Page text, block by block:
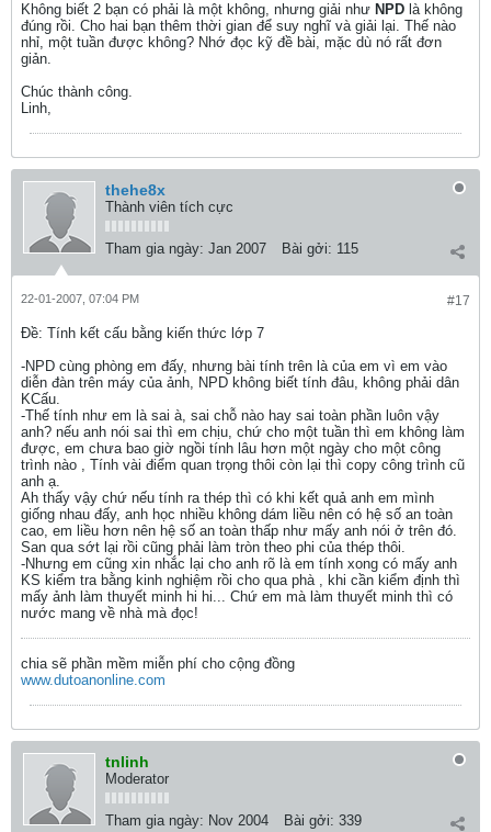
Không biết 2 bạn có phải là một không, nhưng giải như NPD là không
đúng rồi. Cho hai bạn thêm thời gian để suy nghĩ và giải lại. Thế nào
nhỉ, một tuần được không? Nhớ đọc kỹ đề bài, mặc dù nó rất đơn
giản.
Chúc thành công.
Linh,
thehe8x
Thành viên tích cực
Tham gia ngày: Jan 2007 Bài gởi: 115
#17
22-01-2007, 07:04 PM
Ðề: Tính kết cấu bằng kiến thức lớp 7
-NPD cùng phòng em đấy, nhưng bài tính trên là của em vì em vào
diễn đàn trên máy của ảnh, NPD không biết tính đâu, không phải dân
KCấu.
-Thế tính như em là sai à, sai chỗ nào hay sai toàn phần luôn vậy
anh? nếu anh nói sai thì em chịu, chứ cho một tuần thì em không làm
được, em chưa bao giờ ngồi tính lâu hơn một ngày cho một công
trình nào , Tính vài điểm quan trọng thôi còn lại thì copy công trình cũ
anh ạ.
Ah thấy vậy chứ nếu tính ra thép thì có khi kết quả anh em mình
giống nhau đấy, anh học nhiều không dám liều nên có hệ số an toàn
cao, em liều hơn nên hệ số an toàn thấp như mấy anh nói ở trên đó.
San qua sớt lại rồi cũng phải làm tròn theo phi của thép thôi.
-Nhưng em cũng xin nhắc lại cho anh rõ là em tính xong có mấy anh
KS kiểm tra bằng kinh nghiệm rồi cho qua phà , khi cần kiểm định thì
mấy ảnh làm thuyết minh hi hi... Chứ em mà làm thuyết minh thì có
nước mang về nhà mà đọc!
chia sẽ phần mềm miễn phí cho cộng đồng
www.dutoanonline.com
tnlinh
Moderator
Tham gia ngày: Nov 2004 Bài gởi: 339